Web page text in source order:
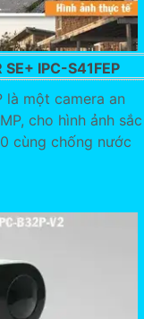
SE+ IPC-S41FEP
là một camera an
cho hình ảnh sắc
cùng chống nước